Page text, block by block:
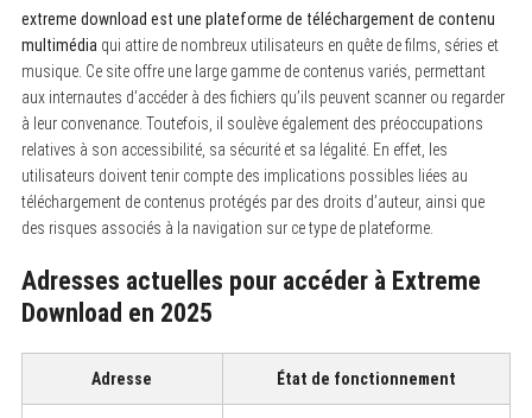
extreme download est une plateforme de téléchargement de contenu
multimédia qui attire de nombreux utilisateurs en quête de films, séries et
musique. Ce site offre une large gamme de contenus variés, permettant
aux internautes d’accéder à des fichiers qu’ils peuvent scanner ou regarder
à leur convenance. Toutefois, il soulève également des préoccupations
relatives à son accessibilité, sa sécurité et sa légalité. En effet, les
utilisateurs doivent tenir compte des implications possibles liées au
téléchargement de contenus protégés par des droits d’auteur, ainsi que
des risques associés à la navigation sur ce type de plateforme.
Adresses actuelles pour accéder à Extreme
Download en 2025
Adresse État de fonctionnement